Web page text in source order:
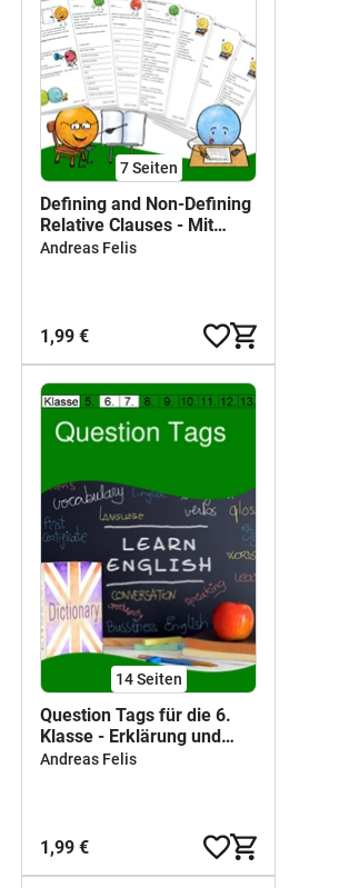
7Seiten
Defining and Non-Defining
Relative Clauses - Mit
Lösungen
Andreas Felis
1,99 €
14Seiten
Question Tags für die 6.
Klasse - Erklärung und
Übungen als PDF und Doc
Andreas Felis
1,99 €